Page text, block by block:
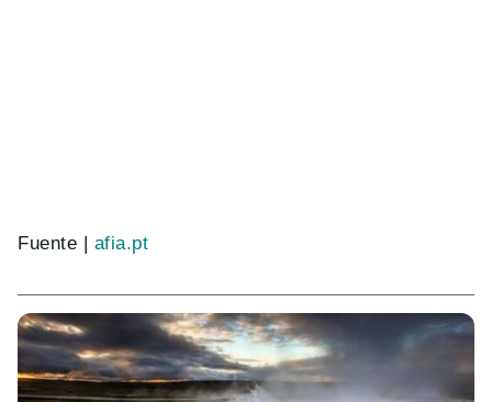
Fuente | afia.pt